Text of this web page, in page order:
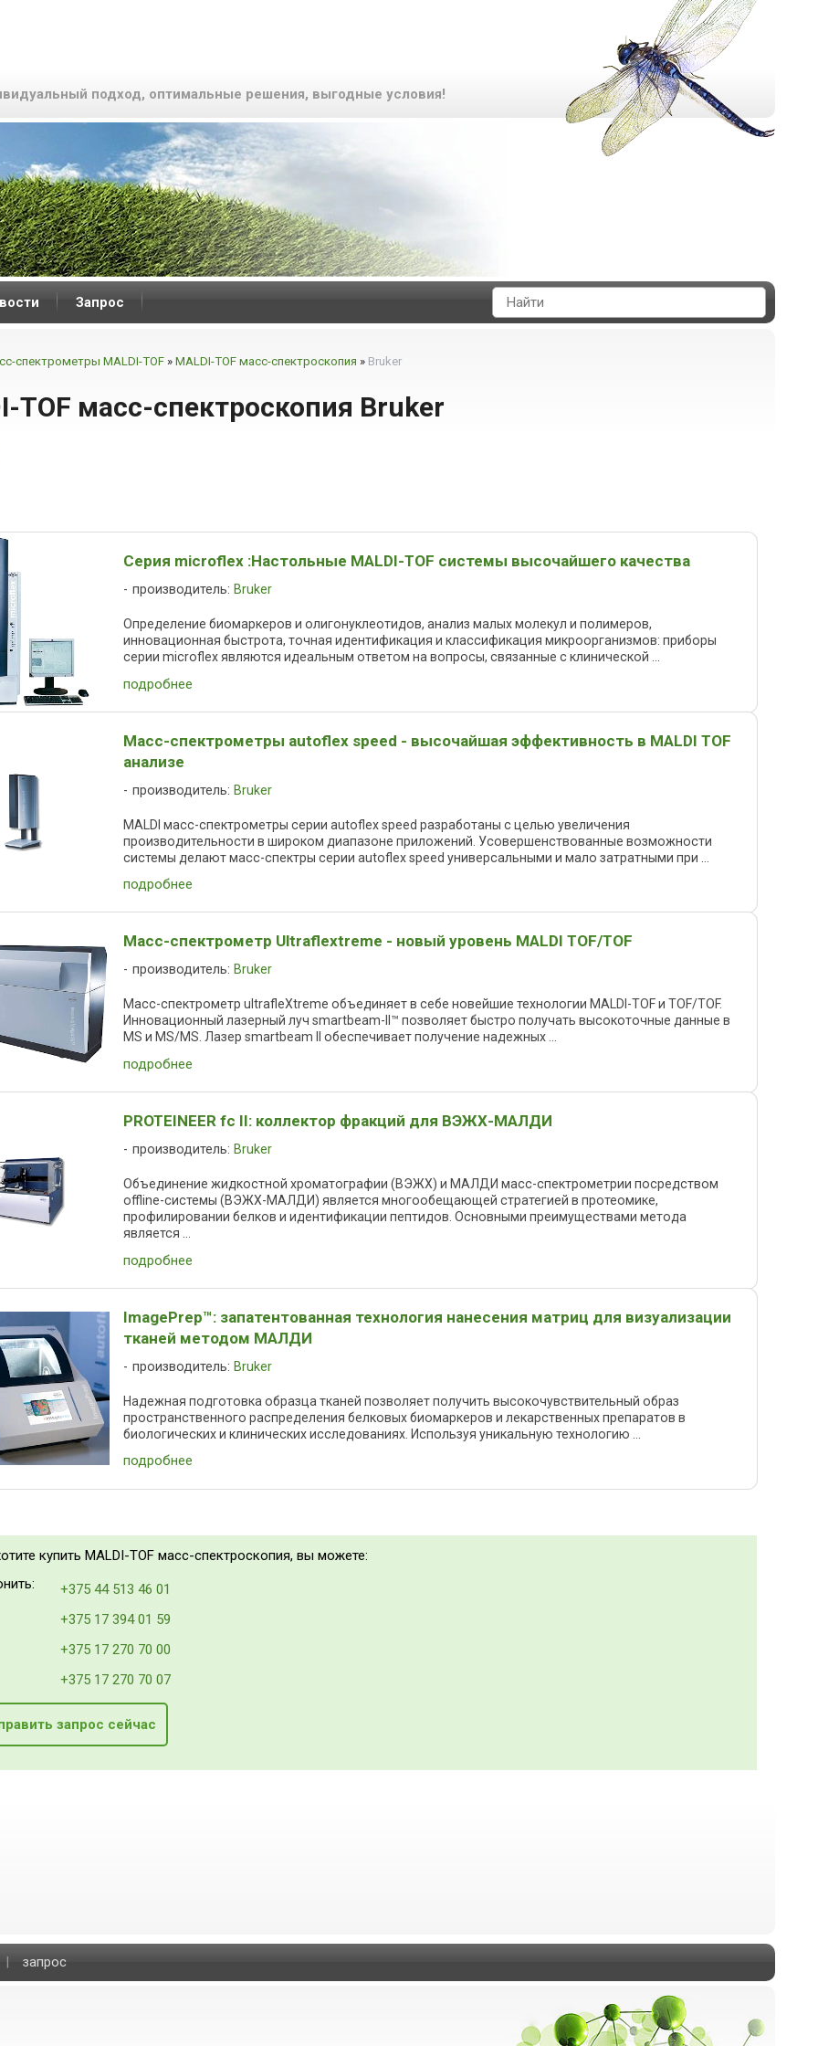
подход, оптимальные решения, выгодные условия!
Запрос
спектрометры MALDI-TOF » MALDI-TOF масс-спектроскопия » Bruker
TOF масс-спектроскопия Bruker
Серия microflex :Настольные MALDI-TOF системы высочайшего качества
производитель: Bruker
Определение биомаркеров и олигонуклеотидов, анализ малых молекул и полимеров,
инновационная быстрота, точная идентификация и классификация микроорганизмов: приборы
серии microflex являются идеальным ответом на вопросы, связанные с клинической ...
подробнее
Масс-спектрометры autoflex speed - высочайшая эффективность в MALDI TOF
анализе
производитель: Bruker
MALDI масс-спектрометры серии autoflex speed разработаны с целью увеличения
производительности в широком диапазоне приложений. Усовершенствованные возможности
системы делают масс-спектры серии autoflex speed универсальными и мало затратными при ...
подробнее
Масс-спектрометр Ultraflextreme - новый уровень MALDI TOF/TOF
производитель: Bruker
Масс-спектрометр ultrafleXtreme объединяет в себе новейшие технологии MALDI-TOF и TOF/TOF.
Инновационный лазерный луч smartbeam-II™ позволяет быстро получать высокоточные данные в
MS и MS/MS. Лазер smartbeam II обеспечивает получение надежных ...
подробнее
PROTEINEER fc II: коллектор фракций для ВЭЖХ-МАЛДИ
производитель: Bruker
Объединение жидкостной хроматографии (ВЭЖХ) и МАЛДИ масс-спектрометрии посредством
offline-системы (ВЭЖХ-МАЛДИ) является многообещающей стратегией в протеомике,
профилировании белков и идентификации пептидов. Основными преимуществами метода
является ...
подробнее
ImagePrep™: запатентованная технология нанесения матриц для визуализации
тканей методом МАЛДИ
производитель: Bruker
Надежная подготовка образца тканей позволяет получить высокочувствительный образ
пространственного распределения белковых биомаркеров и лекарственных препаратов в
биологических и клинических исследованиях. Используя уникальную технологию ...
подробнее
купить MALDI-TOF масс-спектроскопия, вы можете:
+375 44 513 46 01
+375 17 394 01 59
+375 17 270 70 00
+375 17 270 70 07
запрос сейчас
| запрос